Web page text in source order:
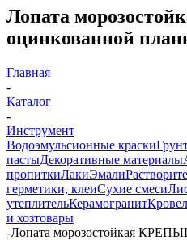
Лопата
оцинкованной
Главная
-
Каталог
-
Инструмент
Водоэмульсионные краски
пастыДекоративные материалы
пропиткиЛакиЭмали
герметики, клеиСухие смеси
утеплительКерамогранит
и хозтовары
-Лопата морозостойкая